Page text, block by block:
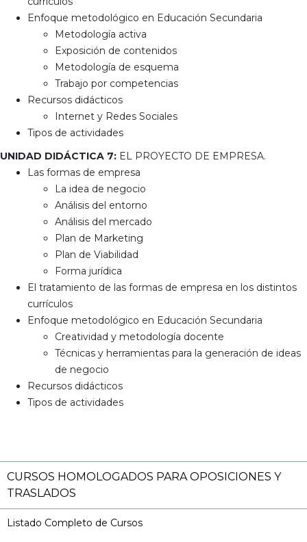
CURSOS HOMOLOGADOS PARA OPOSICIONES Y
TRASLADOS
Listado Completo de Cursos
Enfoque metodológico en Educación Secundaria
Metodología activa
Exposición de contenidos
Metodología de esquema
Trabajo por competencias
Recursos didácticos
Internet y Redes Sociales
Tipos de actividades
UNIDAD DIDÁCTICA 7: EL PROYECTO DE EMPRESA.
Las formas de empresa
La idea de negocio
Análisis del entorno
Análisis del mercado
Plan de Marketing
Plan de Viabilidad
Forma jurídica
El tratamiento de las formas de empresa en los distintos
currículos
Enfoque metodológico en Educación Secundaria
Creatividad y metodología docente
Técnicas y herramientas para la generación de ideas
de negocio
Recursos didácticos
Tipos de actividades